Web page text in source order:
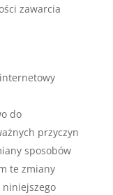
zawarcia
do
przyczyn
sposobów
te zmiany
niniejszego